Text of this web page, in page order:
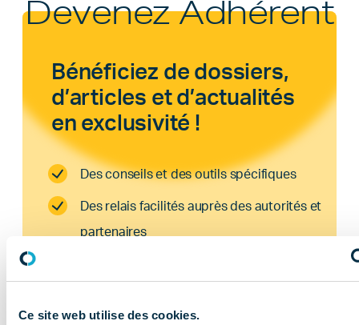
Ce site web utilise des cookies.
Devenez Adhérent
Bénéficiez de dossiers,
d’articles et d’actualités
en exclusivité !
Des conseils et des outils spécifiques
Des relais facilités auprès des autorités et
partenaires